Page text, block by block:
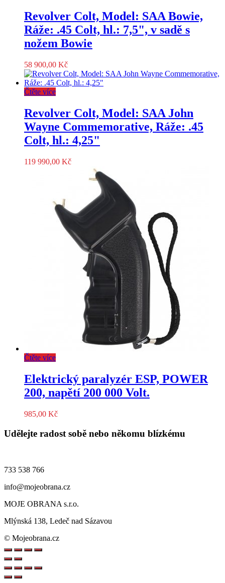
Revolver Colt, Model: SAA Bowie,
Ráže: .45 Colt, hl.: 7,5", v sadě s
nožem Bowie
58 900,00 Kč
Čtěte více
Revolver Colt, Model: SAA John
Wayne Commemorative, Ráže: .45
Colt, hl.: 4,25"
119 990,00 Kč
Čtěte více
Elektrický paralyzér ESP, POWER
200, napětí 200 000 Volt.
985,00 Kč
Udělejte radost sobě nebo někomu blízkému
733 538 766
info@mojeobrana.cz
MOJE OBRANA s.r.o.
Mlýnská 138, Ledeč nad Sázavou
© Mojeobrana.cz